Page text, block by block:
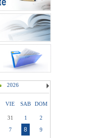
2026
VIE SAB DOM
31 1
2
7 8
9